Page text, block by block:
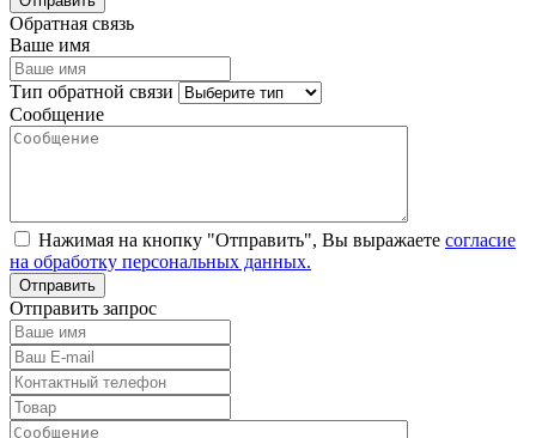
Обратная связь
Ваше имя
Тип обратной связи
Сообщение
Нажимая на кнопку "Отправить", Вы выражаете согласие
на обработку персональных данных.
Отправить запрос